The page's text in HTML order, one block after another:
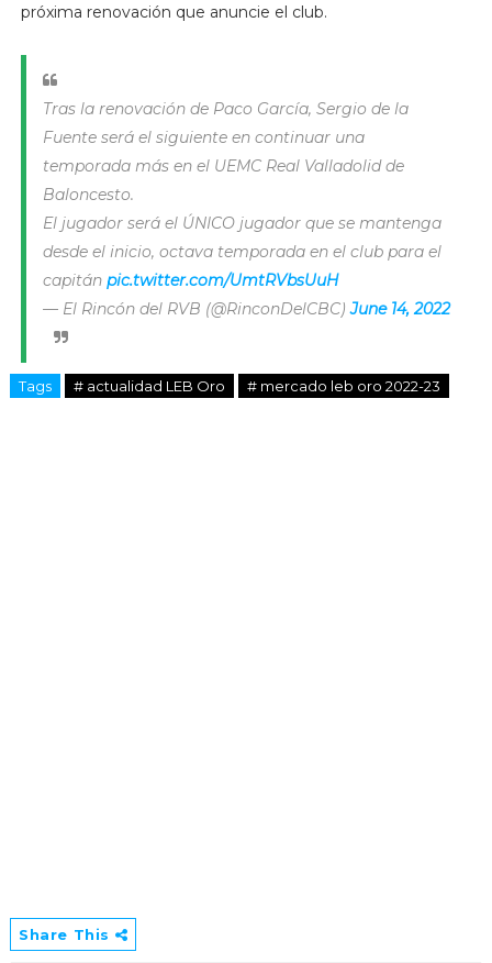
próxima renovación que anuncie el club.
Tras la renovación de Paco García, Sergio de la
Fuente será el siguiente en continuar una
temporada más en el UEMC Real Valladolid de
Baloncesto.
El jugador será el ÚNICO jugador que se mantenga
desde el inicio, octava temporada en el club para el
capitán pic.twitter.com/UmtRVbsUuH
— El Rincón del RVB (@RinconDelCBC)June 14, 2022
Tags # actualidad LEB Oro # mercado leb oro 2022-23
Share This